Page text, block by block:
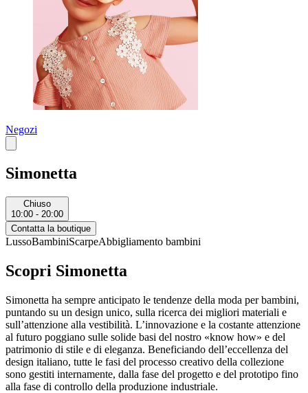
Negozi
Simonetta
Chiuso
10:00 - 20:00
Contatta la boutique
LussoBambiniScarpeAbbigliamento bambini
Scopri Simonetta
Simonetta ha sempre anticipato le tendenze della moda per bambini,
puntando su un design unico, sulla ricerca dei migliori materiali e
sull’attenzione alla vestibilità. L’innovazione e la costante attenzione
al futuro poggiano sulle solide basi del nostro «know how» e del
patrimonio di stile e di eleganza. Beneficiando dell’eccellenza del
design italiano, tutte le fasi del processo creativo della collezione
sono gestiti internamente, dalla fase del progetto e del prototipo fino
alla fase di controllo della produzione industriale.